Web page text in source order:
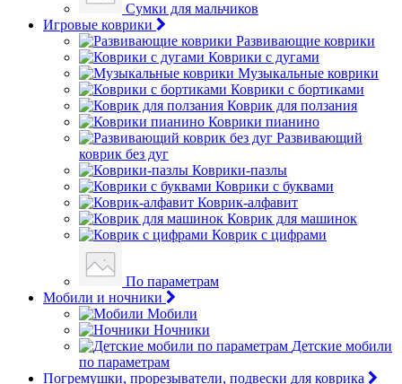
Сумки для мальчиков
Игровые коврики
Развивающие коврики
Коврики с дугами
Музыкальные коврики
Коврики с бортиками
Коврик для ползания
Коврики пианино
Развивающий
коврик без дуг
Коврики-пазлы
Коврики с буквами
Коврик-алфавит
Коврик для машинок
Коврик с цифрами
По параметрам
Мобили и ночники
Мобили
Ночники
Детские мобили
по параметрам
Погремушки, прорезыватели, подвески для коврика